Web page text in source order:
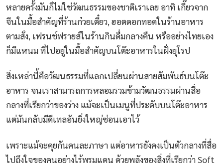
หลายครั้งมันก็ไม่ใช่วัฒนธรรมของชาติเราเลย อาทิ เกี๊ยวจาก
จีนในมื้อสำคัญที่ร้านก๋วยเตี๋ยว, ฮอตดอกทอดในร้านอาหาร
ตามสั่ง, เฟรนช์ฟรายส์ในร้านกินดื่มกลางคืน หรืออย่างไทยเอง
ก็มีแหนม ที่ไปอยู่ในมื้อสำคัญบนโต๊ะอาหารในฝั่งยุโรป
สิ่งเหล่านี้คือวัฒนธรรมที่แลกเปลี่ยนผ่านสายสัมพันธ์บนโต๊ะ
อาหาร จนเราสามารถการหลอมรวมข้ามวัฒนธรรมผ่านสื่อ
กลางที่เรียกว่าของว่าง แม้จะเป็นเมนูที่ประดับบนโต๊ะอาหาร
แต่มันกลับมีดีเทลอันยิ่งใหญ่ซ่อนเอาไว้
เพราะแม้จะคุยกันคนละภาษา แต่อาหารยังคงเป็นตัวกลางที่สื่อ
ไปถึงใจของคนอย่างไร้พรมแดน ด้วยพลังของสิ่งที่เรียกว่า Soft